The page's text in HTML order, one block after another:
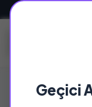
Geçici